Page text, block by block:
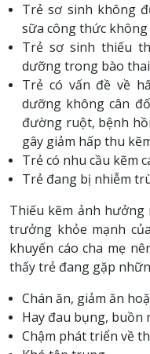
Trẻ sơ sinh không
sữa công thức
Trẻ sơ sinh thiếu
dưỡng trong bào thai
Trẻ có vấn đề về
dưỡng không cân
đường ruột, bệnh
gây giảm hấp thu
Trẻ có nhu cầu kẽm
Trẻ đang bị nhiễm
Thiếu kẽm ảnh
trưởng khỏe mạnh
khuyến cáo cha mẹ
thấy trẻ đang gặp
Chán ăn, giảm ăn
Hay đau bụng,
Chậm phát triển về